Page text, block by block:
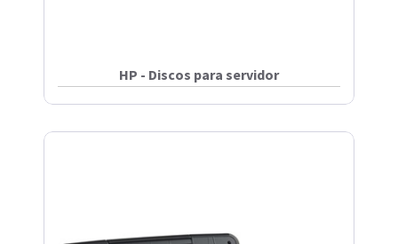
HP - Discos para servidor